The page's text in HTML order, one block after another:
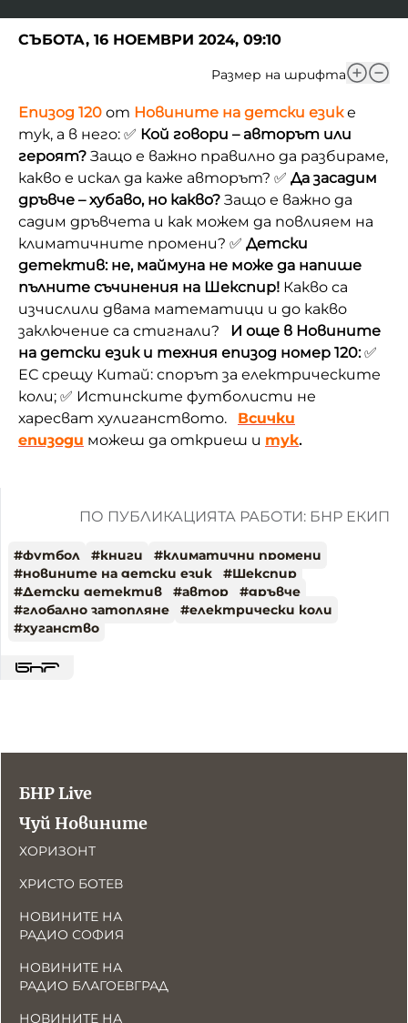
СЪБОТА, 16 НОЕМВРИ 2024, 09:10
Размер на шрифта
Епизод 120 от Новините на детски езике
тук, а в него: ✅ Кой говори – авторът или
героят? Защо е важно правилно да разбираме,
какво е искал да каже авторът? ✅ Да засадим
дръвче – хубаво, но какво? Защо е важно да
садим дръвчета и как можем да повлияем на
климатичните промени? ✅ Детски
детектив: не, маймуна не може да напише
пълните съчинения на Шекспир! Какво са
изчислили двама математици и до какво
заключение са стигнали? И още в Новините
на детски език и техния епизод номер 120:✅
ЕС срещу Китай: спорът за електрическите
коли; ✅ Истинските футболисти не
харесват хулиганството.
Всички
епизоди можеш да откриеш и тук.
ПО ПУБЛИКАЦИЯТА РАБОТИ: БНР ЕКИП
#футбол #книги #климатични промени
#новините на детски език #Шекспир
#Детски детектив #автор #дръвче
#глобално затопляне #електрически коли
#хуганство
БНР Live
Чуй Новините
ХОРИЗОНТ
ХРИСТО БОТЕВ
НОВИНИТЕ НА
РАДИО СОФИЯ
НОВИНИТЕ НА
РАДИО БЛАГОЕВГРАД
НОВИНИТЕ НА